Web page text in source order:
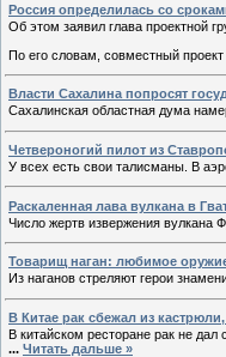
Россия определилась со
Об этом заявил глава проектной
По его словам, совместный
Власти Сахалина попросят
Сахалинская областная дума
Четвероногий пилот из
У всех есть свои талисманы. В
Раскаленная лава вулкана в
Число жертв извержения вулкана
Товарищ наган: любимое
Из наганов стреляют герои
В Китае рак сбежал из
В китайском ресторане рак не
... Читать дальше »